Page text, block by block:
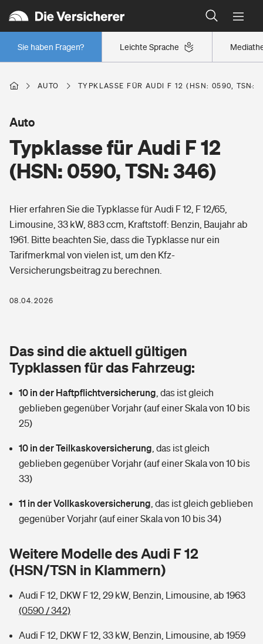
Leichte Sprache
Sie haben Fragen?
Wer versichert was: Jetzt Versicherer finden
Regionalklassen: So ist Ihre Region eingestuft
Wer versichert was: Jetzt Versicherer finden
Berufsunfähigkeitsversicherung
Erwerbsunfähigkeitsversicherung
Grundfähigkeitsversicherung
Arbeitsrechtsschutz
Berufshaftpflichtversicherung
Zur Übersicht
Tools
Wer versichert was: Jetzt Versicherer finden
Sie haben Fragen?
Wohnen
Glasversicherung
Mietkautionsversicherung
Restkreditversicherung
Zur Übersicht
Tools
Hochwasser-Check: Wie gefährdet ist Ihr Haus?
Sie haben Fragen?
Freizeit
Pri­vate Haft­pflicht­
Kinderunfall­ver­si­che­rung
Kinderinvalidität
Hundehalter-Haftpflicht
Handyversicherung
Private Cyberversicherung
Zur Übersicht
Gesundheit
Private Krankenversicherung
Dread-Disease-Versicherung
Tierkrankenversicherung
Zur Übersicht
Tools
Wer versichert was: Jetzt Versicherer finden
Rentenrechner: Wie viel Geld bekomme ich im Alter?
AUTO TYPKLASSE FÜR AUDI F 12 (HSN: 0590, TSN:
Typklasse für Audi F 12
(HSN: 0590, TSN: 346)
Auto
Hier erfahren Sie die Typklasse für Audi F 12, F 12/65,
Limousine, 33 kW, 883 ccm, Kraftstoff: Benzin, Baujahr ab
1961. Bitte beachten Sie, dass die Typklasse nur ein
Tarifmerkmal von vielen ist, um den Kfz-
Versicherungsbeitrag zu berechnen.
08.04.2026
Das sind die aktuell gültigen
Typklassen für das Fahrzeug:
10 in der Haftpflichtversicherung das ist gleich
geblieben gegenüber Vorjahr (auf einer Skala von 10 bis
25)
10 in der Teilkaskoversicherung das ist gleich
geblieben gegenüber Vorjahr (auf einer Skala von 10 bis
33)
11 in der Vollkaskoversicherung das ist gleich geblieben
gegenüber Vorjahr (auf einer Skala von 10 bis 34)
Weitere Modelle des Audi F 12
(HSN/TSN in Klammern)
Audi F 12, DKW F 12, 29 kW, Benzin, Limousine, ab 1963
(0590 / 342)
Audi F 12, DKW F 12, 33 kW, Benzin, Limousine, ab 1959